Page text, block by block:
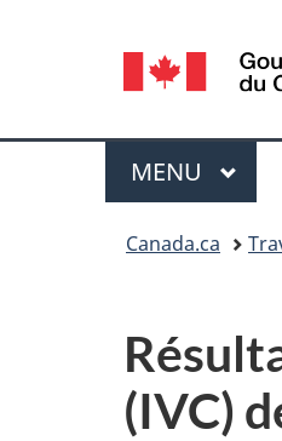
de
la
langue
Menu
MENU
Canada.ca
(IVC)